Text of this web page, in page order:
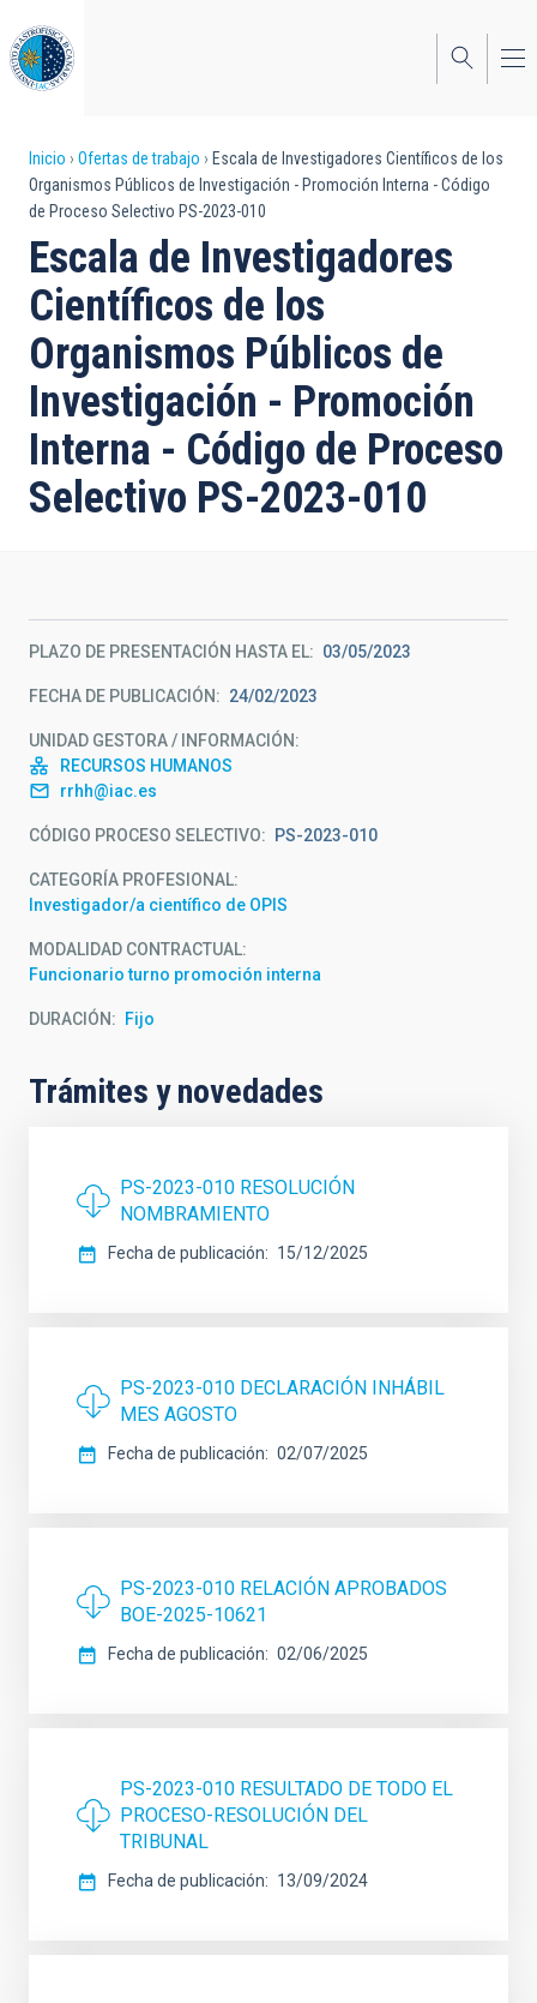
al
contenido
principal
Sobrescribir
enlaces
de
ayuda
a
la
navegación
Inicio Ofertas de trabajo
Escala de Investigadores Científicos de los
Organismos Públicos de Investigación - Promoción Interna - Código
de Proceso Selectivo PS-2023-010
Escala de Investigadores
Científicos de los
Organismos Públicos de
Investigación - Promoción
Interna - Código de Proceso
Selectivo PS-2023-010
PLAZO DE PRESENTACIÓN HASTA EL 03/05/2023
FECHA DE PUBLICACIÓN 24/02/2023
UNIDAD GESTORA / INFORMACIÓN
RECURSOS HUMANOS
rrhh@iac.es
CÓDIGO PROCESO SELECTIVO PS-2023-010
CATEGORÍA PROFESIONAL
Investigador/a científico de OPIS
MODALIDAD CONTRACTUAL
Funcionario turno promoción interna
DURACIÓN Fijo
Trámites y novedades
PS-2023-010 RESOLUCIÓN
NOMBRAMIENTO
Fecha de publicación 15/12/2025
PS-2023-010 DECLARACIÓN INHÁBIL
MES AGOSTO
Fecha de publicación 02/07/2025
PS-2023-010 RELACIÓN APROBADOS
BOE-2025-10621
Fecha de publicación 02/06/2025
PS-2023-010 RESULTADO DE TODO EL
PROCESO-RESOLUCIÓN DEL
TRIBUNAL
Fecha de publicación 13/09/2024